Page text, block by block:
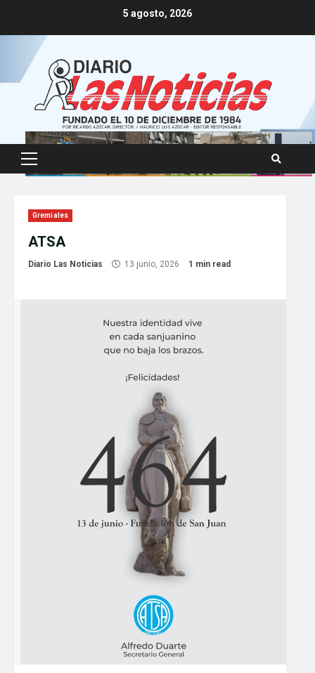
5 agosto, 2026
Primary
Menu
Gremiales
ATSA
Diario Las Noticias 13 junio, 2026 1 min read